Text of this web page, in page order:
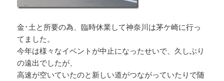
金･土と所要の為、臨時休業して神奈川は茅ケ崎に行っ
てました。
今年は様々なイベントが中止になったせいで、久しぶり
の遠出でしたが、
高速が空いていたのと新しい道がつながっていたりで随